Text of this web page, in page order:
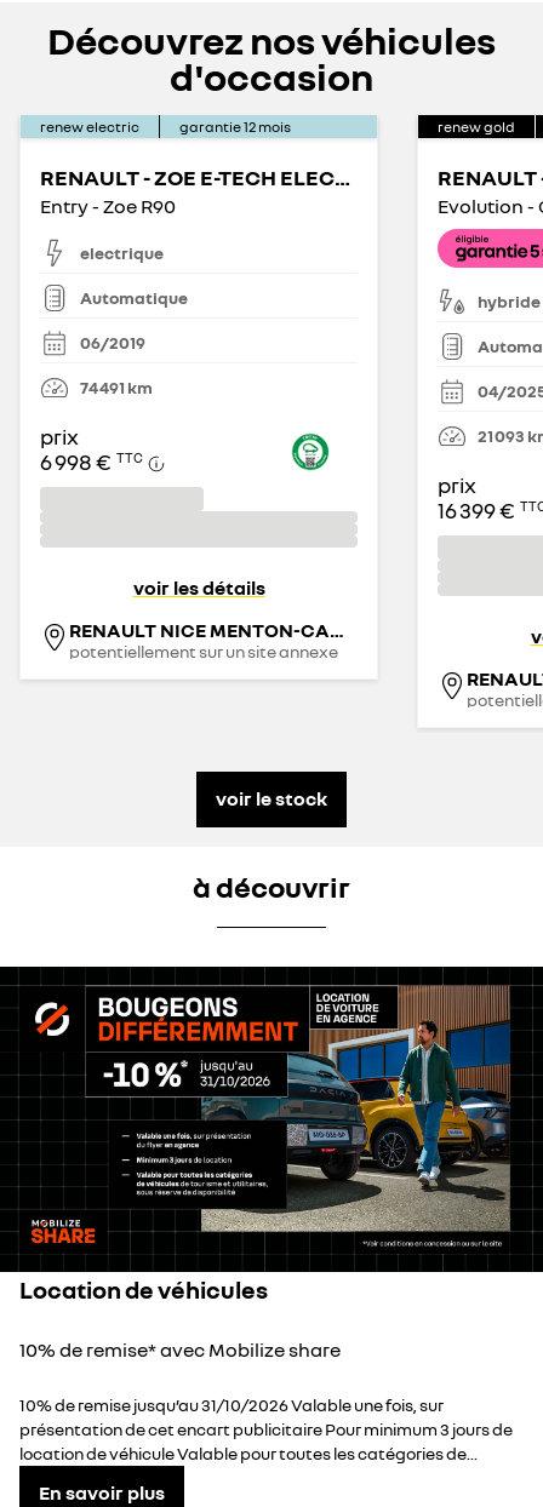
Découvrez nos véhicules
d'occasion
renew electric garantie12 mois
RENAULT - ZOE E-TECH ELECTRIQUE
Entry - Zoe R90
electrique
Automatique
06/2019
74 491 km
prix
6 998 € TTC
voir les détails
RENAULT NICE MENTON-CAGNES SUR MER - RRG
potentiellement sur un site annexe
renew gold
RENAULT
hybride
04/
21 093
prix
16 399 €
voir le stock
à découvrir
Location de véhicules
10% de remise* avec Mobilize share
10% de remise jusqu’au 31/10/2026 Valable une fois, sur
présentation de cet encart publicitaire Pour minimum 3 jours de
location de véhicule Valable pour toutes les catégories de...
En savoir plus